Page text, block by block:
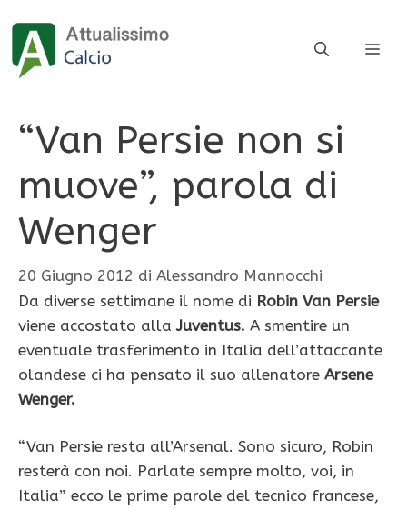
contenuto
“Van Persie non si
muove”, parola di
Wenger
20 Giugno 2012 di Alessandro Mannocchi
Da diverse settimane il nome di Robin Van Persie
viene accostato allaJuventus. A smentire un
eventuale trasferimento in Italia dell’attaccante
olandese ci ha pensato il suo allenatore Arsene
Wenger.
“Van Persie resta all’Arsenal. Sono sicuro, Robin
resterà con noi. Parlate sempre molto, voi, in
Italia” ecco le prime parole del tecnico francese,